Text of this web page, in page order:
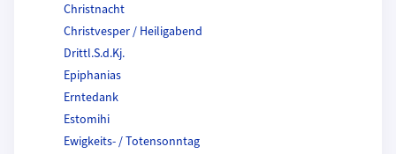
Christnacht
Christvesper / Heiligabend
Drittl.S.d.Kj.
Epiphanias
Erntedank
Estomihi
Ewigkeits- / Totensonntag